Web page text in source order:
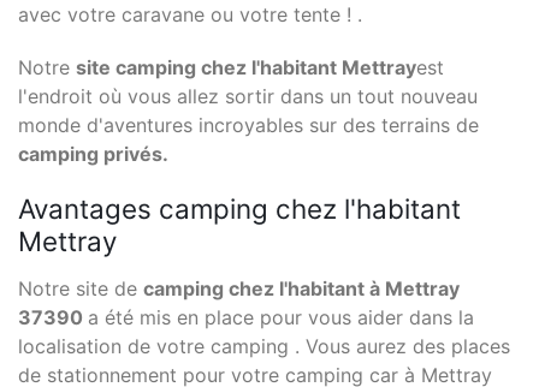
avec votre caravane ou votre tente ! .
Notre site camping chez l'habitant Mettrayest
l'endroit où vous allez sortir dans un tout nouveau
monde d'aventures incroyables sur des terrains de
camping privés.
Avantages camping chez l'habitant
Mettray
Notre site de camping chez l'habitant à Mettray
37390 a été mis en place pour vous aider dans la
localisation de votre camping . Vous aurez des places
de stationnement pour votre camping car à Mettray